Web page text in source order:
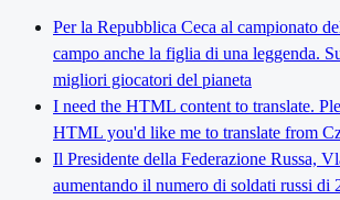
Per la Repubblica Ceca al campionato
campo anche la figlia di una leggenda.
migliori giocatori del pianeta
I need the HTML content to translate.
HTML you'd like me to translate from
Il Presidente della Federazione Russa,
aumentando il numero di soldati russi di